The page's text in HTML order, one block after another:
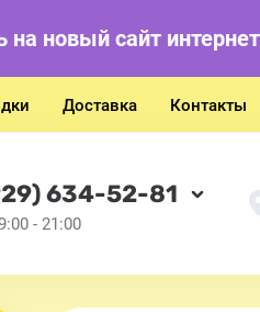
на новый сайт
Доставка Контакты
634-52-81
- 21:00